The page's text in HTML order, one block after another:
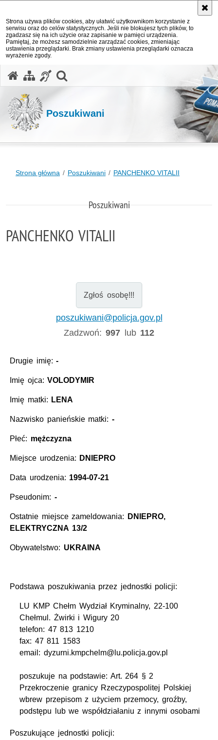
Strona używa plików cookies, aby ułatwić użytkownikom korzystanie z
serwisu oraz do celów statystycznych. Jeśli nie blokujesz tych plików, to
zgadzasz się na ich użycie oraz zapisanie w pamięci urządzenia.
Pamiętaj, że możesz samodzielnie zarządzać cookies, zmieniając
ustawienia przeglądarki. Brak zmiany ustawienia przeglądarki oznacza
wyrażenie zgody.
Poszukiwani
Strona główna Poszukiwani PANCHENKO VITALII
Poszukiwani
PANCHENKO VITALII
Zgłoś osobę!!!
poszukiwani@policja.gov.pl
Zadzwoń:997 lub 112
Drugie imię:-
Imię ojca:VOLODYMIR
Imię matki: LENA
Nazwisko panieńskie matki: -
Płeć: mężczyzna
Miejsce urodzenia: DNIEPRO
Data urodzenia: 1994-07-21
Pseudonim: -
Ostatnie miejsce zameldowania:
DNIEPRO,
ELEKTRYCZNA 13/2
Obywatelstwo: UKRAINA
Podstawa poszukiwania przez jednostki policji:
LU KMP Chełm Wydział Kryminalny, 22-100
Chełmul. Żwirki i Wigury 20
telefon: 47 813 1210
fax: 47 811 1583
email: dyzurni.kmpchelm@lu.policja.gov.pl
poszukuje na podstawie: Art. 264 § 2
Przekroczenie granicy Rzeczypospolitej Polskiej
wbrew przepisom z użyciem przemocy, groźby,
podstępu lub we współdziałaniu z innymi osobami
Poszukujące jednostki policji: